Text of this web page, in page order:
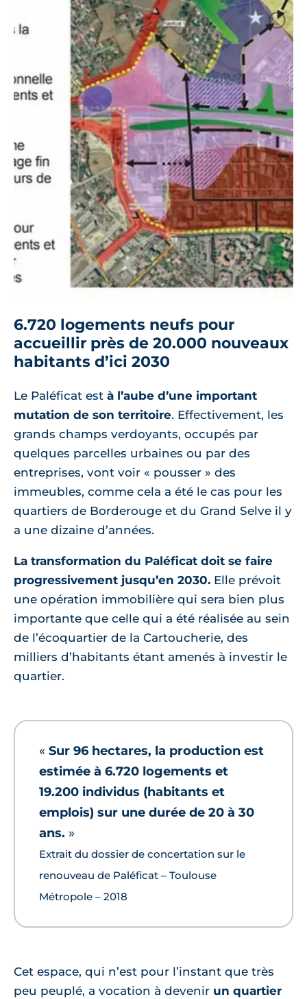
6.720 logements neufs pour
accueillir près de 20.000 nouveaux
habitants d’ici 2030
Le Paléficat est à l’aube d’une important
mutation de son territoire. Effectivement, les
grands champs verdoyants, occupés par
quelques parcelles urbaines ou par des
entreprises, vont voir « pousser » des
immeubles, comme cela a été le cas pour les
quartiers de Borderouge et du Grand Selve il y
a une dizaine d’années.
La transformation du Paléficat doit se faire
progressivement jusqu’en 2030. Elle prévoit
une opération immobilière qui sera bien plus
importante que celle qui a été réalisée au sein
de l’écoquartier de la Cartoucherie, des
milliers d’habitants étant amenés à investir le
quartier.
« Sur 96 hectares, la production est
estimée à 6.720 logements et
19.200 individus (habitants et
emplois) sur une durée de 20 à 30
ans. »
Extrait du dossier de concertation sur le
renouveau de Paléficat – Toulouse
Métropole – 2018
Cet espace, qui n’est pour l’instant que très
peu peuplé, a vocation à devenir un quartier